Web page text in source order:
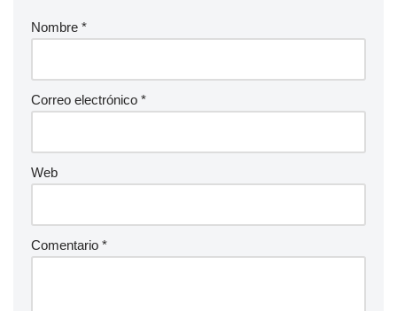
Nombre *
Correo electrónico *
Web
Comentario *